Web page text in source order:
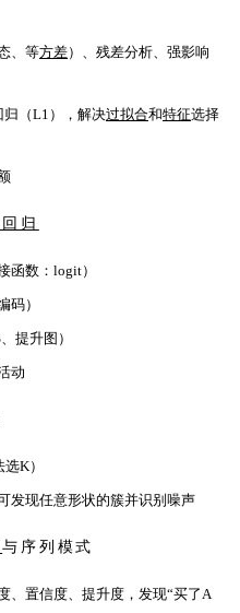
、等方差）、残差分析、强影响
归（L1），解决过拟合和特征选择
归
函数：logit）
码）
提升图）
动
K）
发现任意形状的簇并识别噪声
与序列模式
、置信度、提升度，发现“买了A